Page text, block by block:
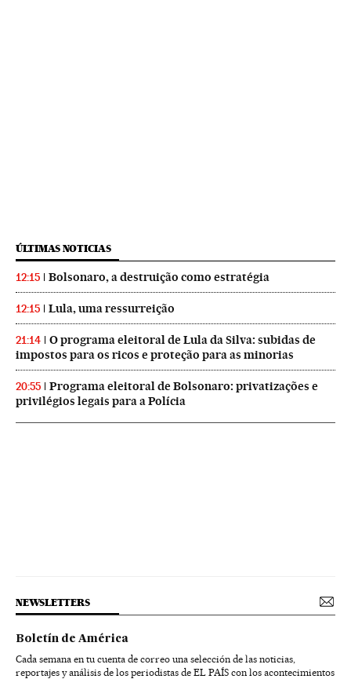
ÚLTIMAS NOTICIAS
12:15 Bolsonaro, a destruição como estratégia
12:15 Lula, uma ressurreição
21:14
O programa eleitoral de Lula da Silva: subidas de
impostos para os ricos e proteção para as minorias
20:55
Programa eleitoral de Bolsonaro: privatizações e
privilégios legais para a Polícia
NEWSLETTERS
Boletín de América
Cada semana en tu cuenta de correo una selección de las noticias,
reportajes y análisis de los periodistas de EL PAÍS con los acontecimientos